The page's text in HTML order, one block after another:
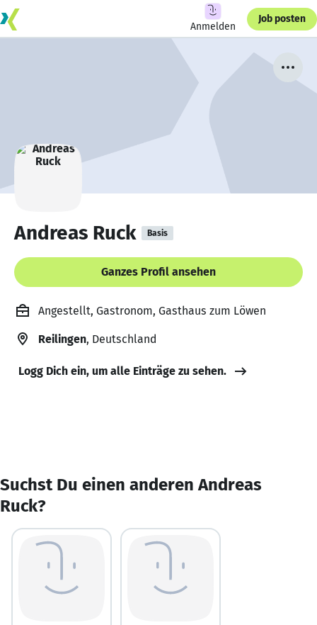
Anmelden
Job posten
Andreas Ruck Basis
Ganzes Profil ansehen
Angestellt, Gastronom, Gasthaus zum Löwen
Reilingen, Deutschland
Logg Dich ein, um alle Einträge zu sehen.
Suchst Du einen anderen Andreas
Ruck?